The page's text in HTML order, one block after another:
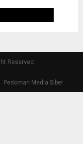
Reserved.
Pedoman Media Siber